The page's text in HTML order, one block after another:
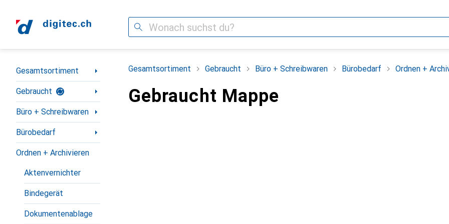
Suche
Navigation nach Kategorien
Gesamtsortiment
Gebraucht
Büro + Schreibwaren
Bürobedarf
Ordnen + Archivieren
Aktenvernichter
Bindegerät
Dokumentenablage
Gesamtsortiment Gebraucht Büro + Schreibwaren Bürobedarf Ordnen +
Gebraucht Mappe